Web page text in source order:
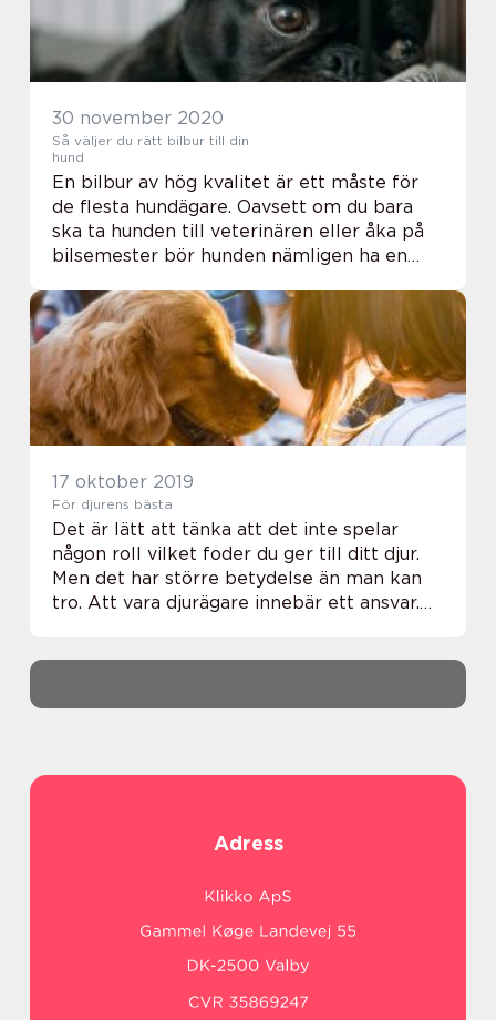
30 november 2020
Så väljer du rätt bilbur till din
hund
En bilbur av hög kvalitet är ett måste för
de flesta hundägare. Oavsett om du bara
ska ta hunden till veterinären eller åka på
bilsemester bör hunden nämligen ha en
få en så bekväm transport som möjligt
och...
17 oktober 2019
För djurens bästa
Det är lätt att tänka att det inte spelar
någon roll vilket foder du ger till ditt djur.
Men det har större betydelse än man kan
tro. Att vara djurägare innebär ett ansvar.
Adress